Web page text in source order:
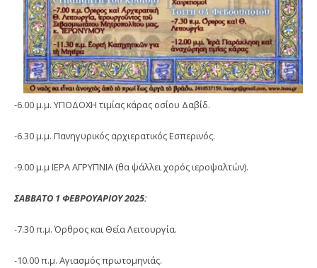
-6.00 μ.μ. ΥΠΟΔΟΧΗ τιμίας κάρας οσίου Δαβίδ.
-6.30 μ.μ. Πανηγυρικός αρχιερατικός Εσπερινός.
-9.00 μ.μ ΙΕΡΑ ΑΓΡΥΠΝΙΑ (θα ψάλλει χορός ιεροψαλτών).
ΣΑΒΒΑΤΟ 1 ΦΕΒΡΟΥΑΡΙΟΥ 2025:
-7.30 π.μ. Όρθρος και Θεία Λειτουργία.
-10.00 π.μ. Αγιασμός πρωτομηνιάς.